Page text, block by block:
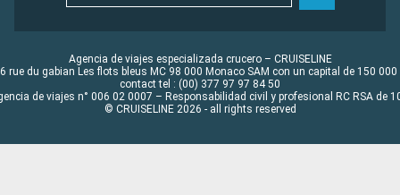
Agencia de viajes especializada crucero – CRUISELINE
rue du gabian Les flots bleus MC 98 000 Monaco SAM con un capital de 150 000
contact tel : (00) 377 97 97 84 50
de viajes n° 006 02 0007 – Responsabilidad civil y profesional RC RSA de
© CRUISELINE 2026 - all rights reserved